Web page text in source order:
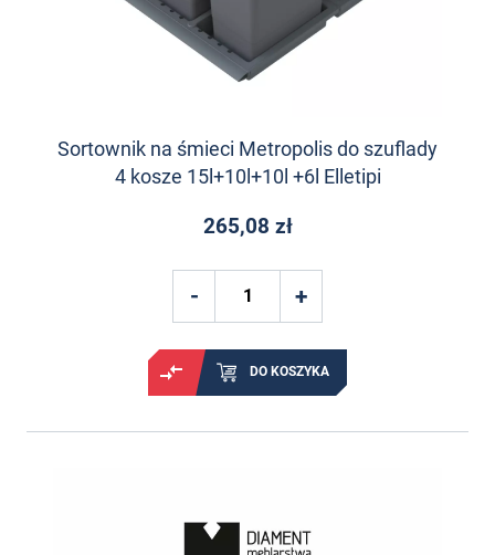
Sortownik na śmieci Metropolis do szuflady
4 kosze 15l+10l+10l +6l Elletipi
265,08 zł
DO KOSZYKA